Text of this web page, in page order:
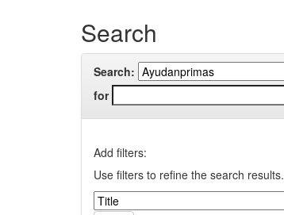
Search
Search:
for
Add filters:
Use filters to refine the search results.